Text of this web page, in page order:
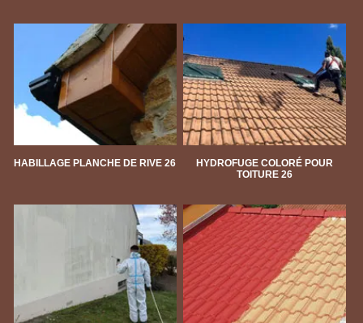
HABILLAGE PLANCHE DE RIVE 26
HYDROFUGE COLORÉ POUR
TOITURE 26